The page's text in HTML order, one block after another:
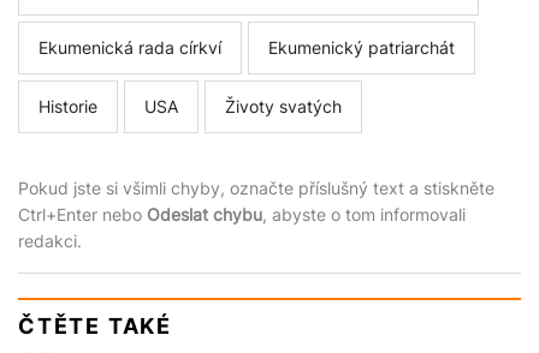
Ekumenická rada církví Ekumenický patriarchát
Historie USA Životy svatých
Pokud jste si všimli chyby, označte příslušný text a stiskněte
Ctrl+Enter nebo Odeslat chybu, abyste o tom informovali
redakci.
ČTĚTE TAKÉ